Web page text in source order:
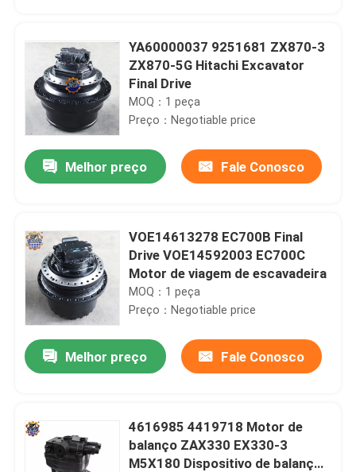
YA60000037 9251681 ZX870-3
ZX870-5G Hitachi Excavator
Final Drive
MOQ：1 peça
Preço：Negotiable price
Melhor preço Fale Conosco
VOE14613278 EC700B Final
Drive VOE14592003 EC700C
Motor de viagem de escavadeira
MOQ：1 peça
Preço：Negotiable price
Melhor preço Fale Conosco
4616985 4419718 Motor de
balanço ZAX330 EX330-3
M5X180 Dispositivo de balanço